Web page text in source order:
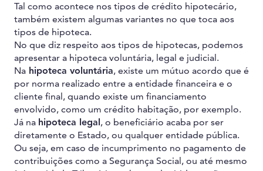
Tal como acontece nos tipos de crédito hipotecário,
também existem algumas variantes no que toca aos
tipos de hipoteca.
No que diz respeito aos tipos de hipotecas, podemos
apresentar a hipoteca voluntária, legal e judicial.
Na hipoteca voluntária, existe um mútuo acordo que é
por norma realizado entre a entidade financeira e o
cliente final, quando existe um financiamento
envolvido, como um crédito habitação, por exemplo.
Já na hipoteca legal, o beneficiário acaba por ser
diretamente o Estado, ou qualquer entidade pública.
Ou seja, em caso de incumprimento no pagamento de
contribuições como a Segurança Social, ou até mesmo